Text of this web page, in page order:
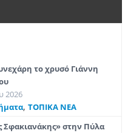
το χρυσό Γιάννη
2026
, ΤΟΠΙΚΑ ΝΕΑ
Σφακιανάκης» στην Πύλα